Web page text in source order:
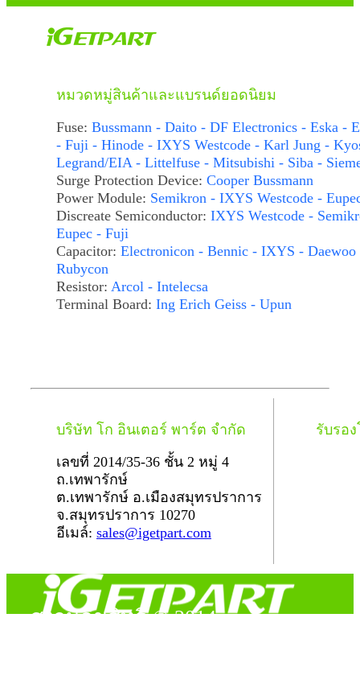
หมวดหมู่สินค้าและแบรนด์ยอดนิยม
Fuse: Bussmann - Daito - DF Electronics - Eska -
- Fuji - Hinode - IXYS Westcode - Karl Jung -
Legrand/EIA - Littelfuse - Mitsubishi - Siba -
Surge Protection Device: Cooper Bussmann
Power Module: Semikron - IXYS Westcode -
Discreate Semiconductor: IXYS Westcode -
Eupec - Fuji
Capacitor: Electronicon - Bennic - IXYS - Daewoo
Rubycon
Resistor: Arcol - Intelecsa
Terminal Board: Ing Erich Geiss - Upun
บริษัท โก อินเตอร์ พาร์ต จำกัด
เลขที่ 2014/35-36 ชั้น 2 หมู่ 4
ถ.เทพารักษ์
ต.เทพารักษ์ อ.เมืองสมุทรปราการ
จ.สมุทรปราการ 10270
อีเมล์: sales@igetpart.com
รับรอ
สงวนลิขสิทธิ์ © 2014